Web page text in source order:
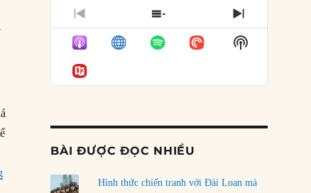
“Tín hiệu phát đi từ việc Nga dùng tên lửa siêu thanh ở Ukraine”
trị khu vực Mỹ Latinh
Nợ cho kẻ mộng mơ: Vốn vay chính sách và
giới hạn của việc cho startup vay vốn
05/08/2026
của phe cánh hữu mới
Ngoại trưởng Nhật Bản?
PREVIOUS
EPISODE
SHOW
EPISODES
LIST
NEXT
EPISODE
Show
Podcast
BÀI ĐƯỢC ĐỌC NHIỀU
Hình thức chiến tranh với Đài Loan mà